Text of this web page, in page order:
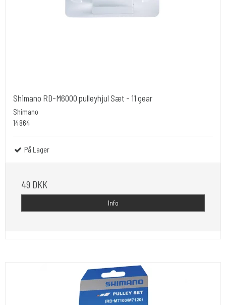
Shimano RD-M6000 pulleyhjul Sæt - 11 gear
Shimano
14864
På Lager
49 DKK
Info